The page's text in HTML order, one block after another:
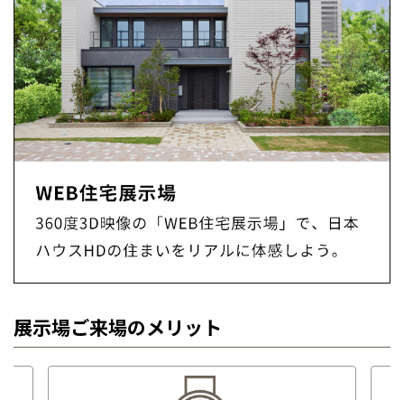
展示場ご来場のメリット
高知
沖縄